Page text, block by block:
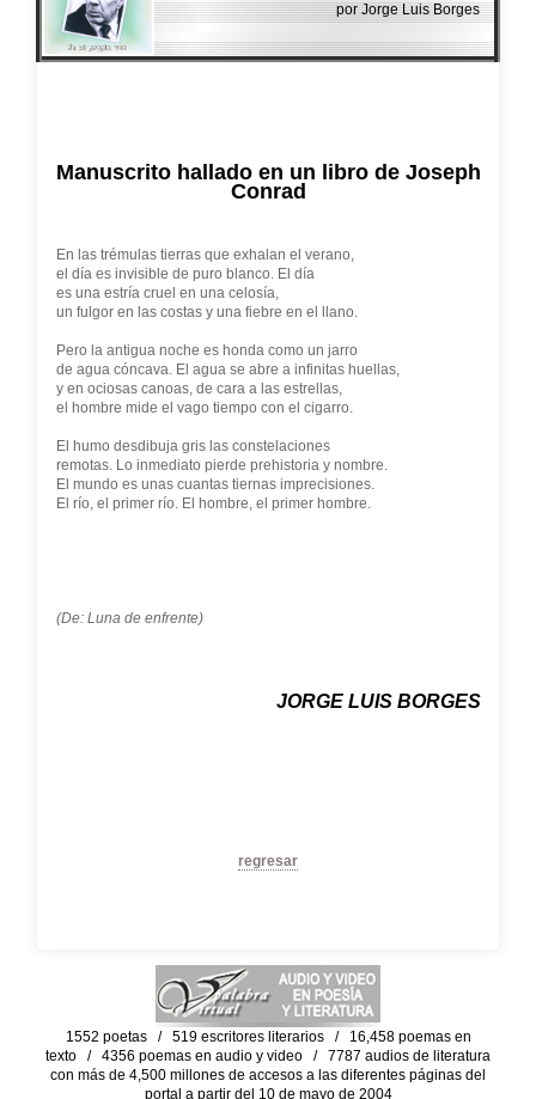
por Jorge Luis Borges
Manuscrito hallado en un libro de Joseph
Conrad
En las trémulas tierras que exhalan el verano,
el día es invisible de puro blanco. El día
es una estría cruel en una celosía,
un fulgor en las costas y una fiebre en el llano.
Pero la antigua noche es honda como un jarro
de agua cóncava. El agua se abre a infinitas huellas,
y en ociosas canoas, de cara a las estrellas,
el hombre mide el vago tiempo con el cigarro.
El humo desdibuja gris las constelaciones
remotas. Lo inmediato pierde prehistoria y nombre.
El mundo es unas cuantas tiernas imprecisiones.
El río, el primer río. El hombre, el primer hombre.
(De: Luna de enfrente)
JORGE LUIS BORGES
regresar
1552 poetas / 519 escritores literarios / 16,458 poemas en
texto / 4356 poemas en audio y video / 7787 audios de literatura
con más de 4,500 millones de accesos a las diferentes páginas del
portal a partir del 10 de mayo de 2004